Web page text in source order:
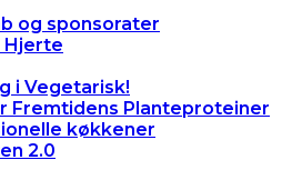
og sponsorater
Hjerte
i Vegetarisk!
Fremtidens Planteproteiner
køkkener
2.0